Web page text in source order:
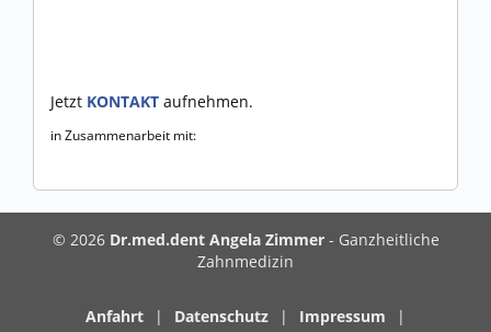
Jetzt KONTAKT aufnehmen.
in Zusammenarbeit mit:
© 2026 Dr.med.dent Angela Zimmer- Ganzheitliche
Zahnmedizin
Anfahrt | Datenschutz | Impressum |